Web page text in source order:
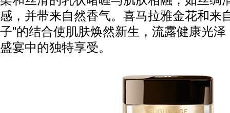
感，并带来自然香气。喜马拉雅金花和来
子”的结合使肌肤焕然新生，流露健康光
盛宴中的独特享受。